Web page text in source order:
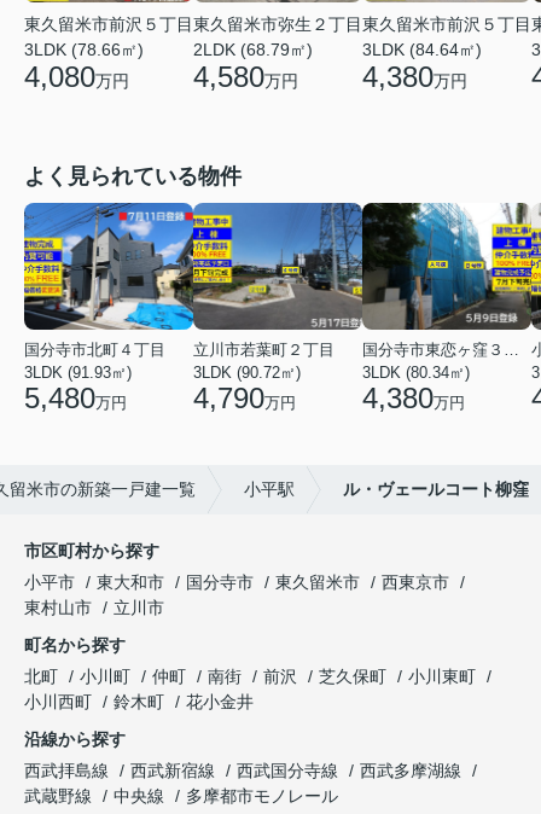
東久留米市前沢５丁目
3LDK (78.66㎡)
4,080万円
東久留米市弥生２丁目
2LDK (68.79㎡)
4,580万円
東久留米市前沢５丁目
3LDK (84.64㎡)
4,380万円
よく見られている物件
国分寺市北町４丁目
3LDK (91.93㎡)
5,480万円
立川市若葉町２丁目
3LDK (90.72㎡)
4,790万円
3LDK (80.34㎡)
4,380万円
留米市の新築一戸建一覧 小平駅 ル・ヴェールコート柳窪
市区町村から探す
小平市
東大和市 国分寺市 東久留米市
西東京市
東村山市
立川市
町名から探す
北町
小川町 仲町 南街 前沢 芝久保町
小川東町
小川西町
鈴木町
花小金井
沿線から探す
西武拝島線
西武新宿線 西武国分寺線
西武多摩湖線
武蔵野線
中央線
多摩都市モノレール